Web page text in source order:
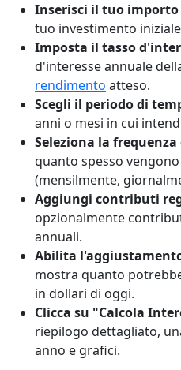
Inserisci il tuo
tuo investimento
Imposta il tasso
d'interesse annuale
rendimento atteso.
Scegli il periodo di
anni o mesi in cui
Seleziona la
quanto spesso
(mensilmente,
Aggiungi contributi
opzionalmente
annuali.
Abilita
mostra quanto
in dollari di oggi.
Clicca su "Calcola
riepilogo dettagliato,
anno e grafici.